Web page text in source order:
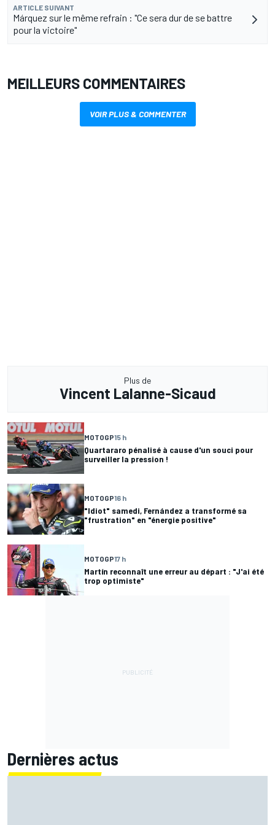
ARTICLE SUIVANT
Márquez sur le même refrain : "Ce sera dur de se battre
pour la victoire"
MEILLEURS COMMENTAIRES
VOIR PLUS & COMMENTER
Plus de
Vincent Lalanne-Sicaud
MOTOGP15 h
Quartararo pénalisé à cause d'un souci pour
surveiller la pression !
MOTOGP16 h
"Idiot" samedi, Fernández a transformé sa
"frustration" en "énergie positive"
MOTOGP17 h
Martín reconnaît une erreur au départ : "J'ai été
trop optimiste"
Dernières actus